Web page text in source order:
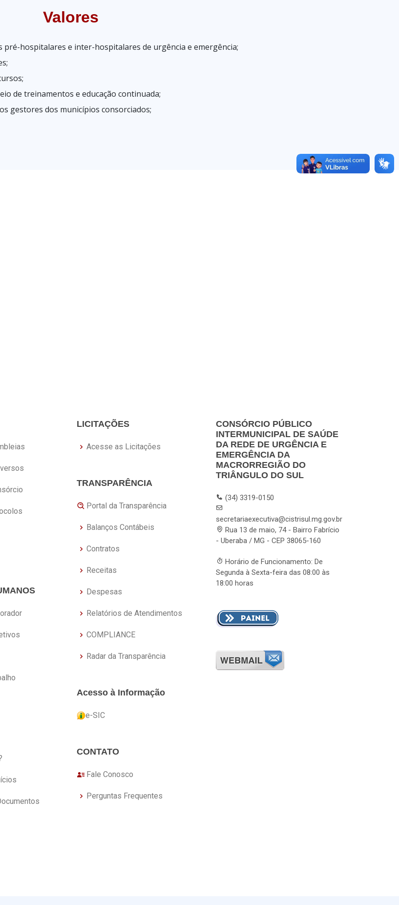
Valores
hospitalares e inter-hospitalares de urgência e emergência;
de treinamentos e educação continuada;
gestores dos municípios consorciados;
LICITAÇÕES
Acesse as Licitações
TRANSPARÊNCIA
Portal da Transparência
Balanços Contábeis
Contratos
Receitas
Despesas
Relatórios de Atendimentos
COMPLIANCE
Radar da Transparência
Acesso à Informação
e-SIC
CONTATO
Fale Conosco
Perguntas Frequentes
CONSÓRCIO PÚBLICO
INTERMUNICIPAL DE SAÚDE
DA REDE DE URGÊNCIA E
EMERGÊNCIA DA
MACRORREGIÃO DO
TRIÂNGULO DO SUL
(34) 3319-0150
secretariaexecutiva@cistrisul.mg.gov.br
Rua 13 de maio, 74 - Bairro Fabrício
- Uberaba / MG - CEP 38065-160
Horário de Funcionamento: De
Segunda à Sexta-feira das 08:00 às
18:00 horas